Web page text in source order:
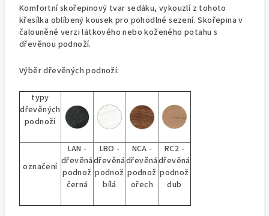
Komfortní skořepinový tvar sedáku, vykouzlí z tohoto
křesílka oblíbený kousek pro pohodlné sezení. Skořepina v
čalouněné verzi látkového nebo koženého potahu s
dřevěnou podnoží.
Výběr dřevěných podnoží:
typy
dřevěných
podnoží
označení
LAN -
dřevěná
podnož
černá
LBO -
dřevěná
podnož
bílá
NCA -
dřevěná
podnož
ořech
RC2 -
dřevěná
podnož
dub